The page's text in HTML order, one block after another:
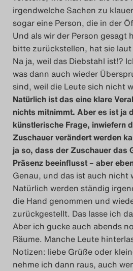
irgendwelche Sachen zu
sogar eine Person, die in der
Und als wir der Person gesagt
bitte zurückstellen, hat sie laut
Na ja, weil das Diebstahl ist!?
was dann auch wieder
sind, weil die Leute sich nicht
Natürlich ist das eine klare
nichts mitnimmt. Aber es ist ja
künstlerische Frage, inwiefern
Zuschauer verändert werden
ja so, dass der Zuschauer das
Präsenz beeinflusst – aber
Genau, und das ist auch nicht
Natürlich werden ständig
die Hand genommen und
zurückgestellt. Das lasse ich
Aber ich gucke auch abends
Räume. Manche Leute
Notizen: liebe Grüße oder
nehme ich dann raus, auch